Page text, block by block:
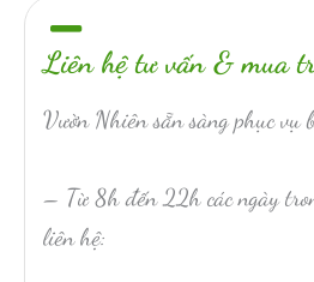
Liên hệ tư vấn & mua
Vườn Nhiên sẵn sàng phục vụ
– Từ 8h đến 22h các ngày
liên hệ: